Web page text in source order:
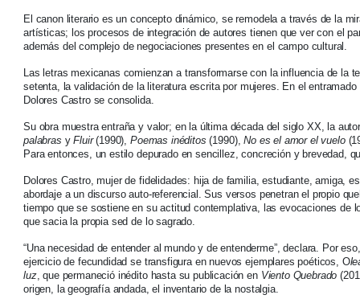
El canon literario es un concepto dinámico, se remodela a través de la
artísticas; los procesos de integración de autores tienen que ver con el
además del complejo de negociaciones presentes en el campo cultural.
Las letras mexicanas comienzan a transformarse con la influencia de la
setenta, la validación de la literatura escrita por mujeres. En el
Dolores Castro se consolida.
Su obra muestra entraña y valor; en la última década del siglo XX, la
palabras yFluir(1990),Poemas inéditos(1990),No es el amor el vuelo
Para entonces, un estilo depurado en sencillez, concreción y brevedad,
Dolores Castro, mujer de fidelidades: hija de familia, estudiante, amiga,
abordaje a un discurso auto-referencial. Sus versos penetran el propio
tiempo que se sostiene en su actitud contemplativa, las evocaciones de
que sacia la propia sed de lo sagrado.
“Una necesidad de entender al mundo y de entenderme”, declara. Por
ejercicio de fecundidad se transfigura en nuevos ejemplares poéticos, O
luz, que permaneció inédito hasta su publicación en Viento Quebrado
origen, la geografía andada, el inventario de la nostalgia.